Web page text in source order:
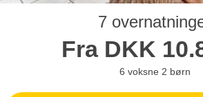
7
Fra DKK
6 voksne 2 børn